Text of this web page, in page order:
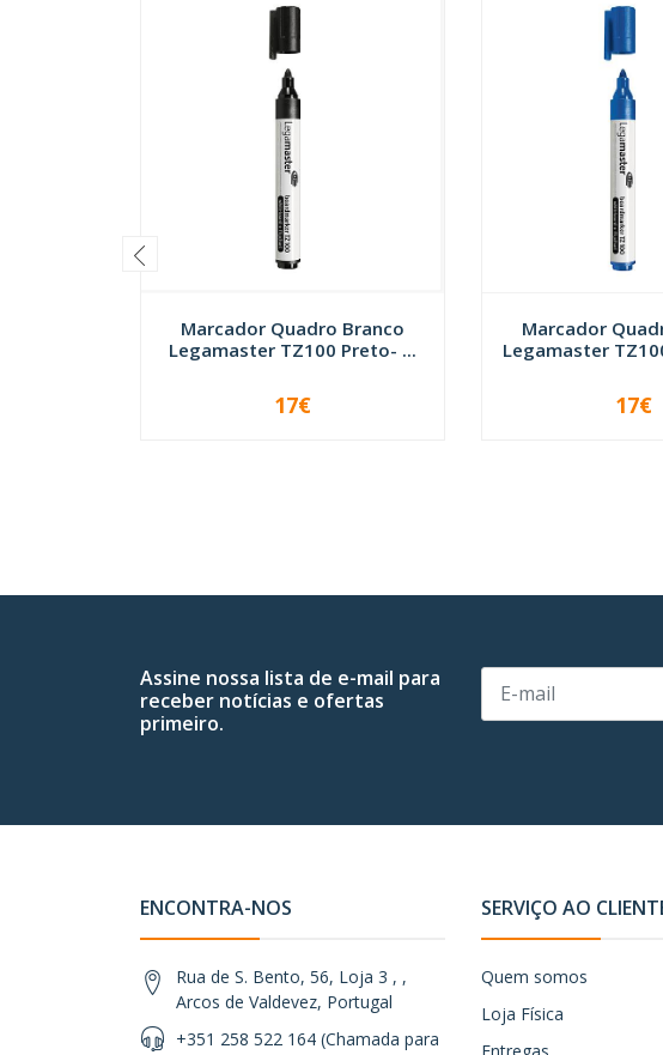
Marcador Quadro Branco
Legamaster TZ100 Preto- ...
+
17€
Marcador
Legamaster
+
17€
Assine nossa lista de e-mail para
receber notícias e ofertas
primeiro.
ENCONTRA-NOS
Rua de S. Bento, 56, Loja 3 , ,
Arcos de Valdevez, Portugal
+351 258 522 164 (Chamada para
SERVIÇO AO
Quem somos
Loja Física
Entregas